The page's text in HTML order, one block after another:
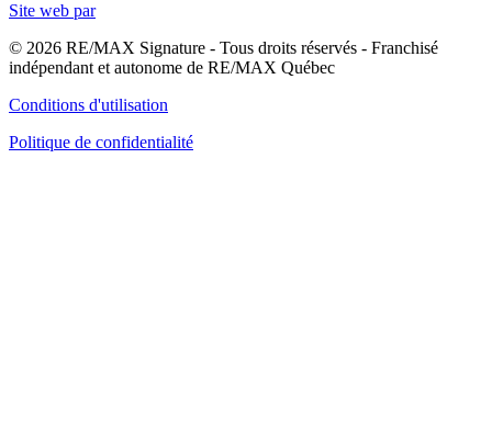
Site web par
© 2026 RE/MAX Signature - Tous droits réservés - Franchisé
indépendant et autonome de RE/MAX Québec
Conditions d'utilisation
Politique de confidentialité